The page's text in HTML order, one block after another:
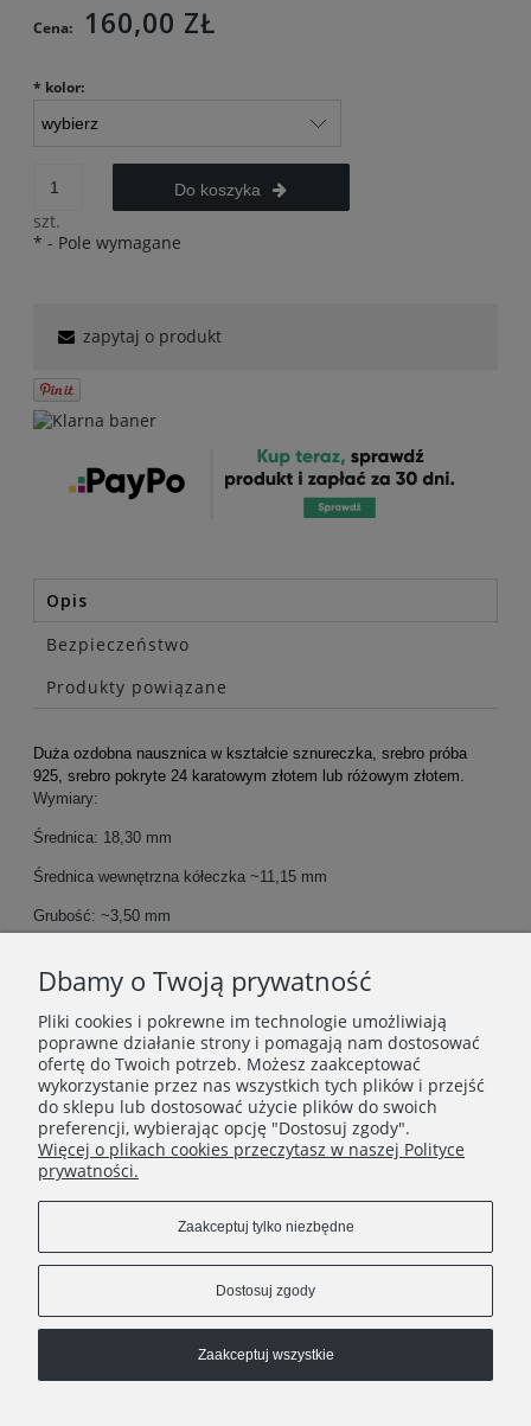
Cena: 160,00 ZŁ
* kolor:
szt.
Do koszyka
* - Pole wymagane
zapytaj o produkt
Opis
Bezpieczeństwo
Produkty powiązane
Duża ozdobna nausznica w kształcie sznureczka, srebro próba
925, srebro pokryte 24 karatowym złotem lub różowym złotem.
Wymiary:
Średnica: 18,30 mm
Średnica wewnętrzna kółeczka ~11,15 mm
Grubość: ~3,50 mm
Biżuteria pakowana w ozdobne pudełeczko firmowe.
INFORMACJE
O FIRMIE
Dbamy o Twoją prywatność
Pliki cookies i pokrewne im technologie umożliwiają
poprawne działanie strony i pomagają nam dostosować
ofertę do Twoich potrzeb. Możesz zaakceptować
wykorzystanie przez nas wszystkich tych plików i przejść
do sklepu lub dostosować użycie plików do swoich
preferencji, wybierając opcję "Dostosuj zgody".
Więcej o plikach cookies przeczytasz w naszej Polityce
prywatności.
Zaakceptuj tylko niezbędne
Dostosuj zgody
Zaakceptuj wszystkie